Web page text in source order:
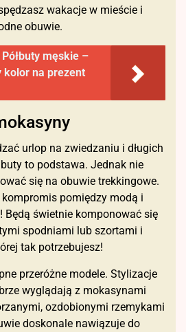
wakacje w mieście i
obuwie.
Półbuty męskie –
kolor na prezent
urlop na zwiedzaniu i długich
to podstawa. Jednak nie
się na obuwie trekkingowe.
pomiędzy modą i
Będą świetnie komponować się
spodniami lub szortami i
tak potrzebujesz!
przeróżne modele. Stylizacje
wyglądają z mokasynami
ozdobionymi rzemykami
doskonale nawiązuje do